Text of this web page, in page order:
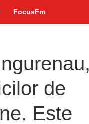
FocusFm
de
Este